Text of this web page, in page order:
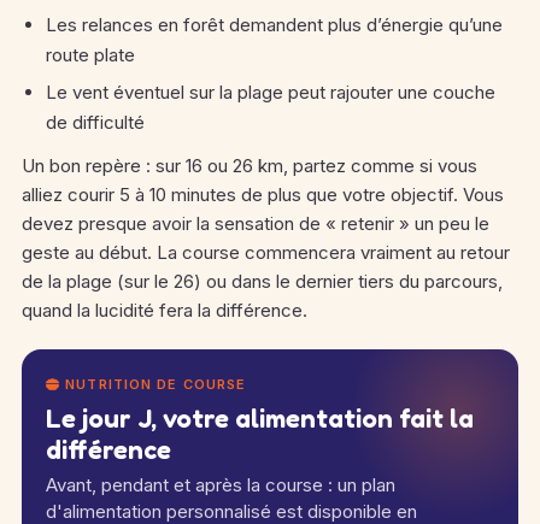
Les relances en forêt demandent plus d’énergie qu’une
route plate
Le vent éventuel sur la plage peut rajouter une couche
de difficulté
Un bon repère : sur 16 ou 26 km, partez comme si vous
alliez courir 5 à 10 minutes de plus que votre objectif. Vous
devez presque avoir la sensation de « retenir » un peu le
geste au début. La course commencera vraiment au retour
de la plage (sur le 26) ou dans le dernier tiers du parcours,
quand la lucidité fera la différence.
NUTRITION DE COURSE
Le jour J, votre alimentation fait la
différence
Avant, pendant et après la course : un plan
d'alimentation personnalisé est disponible en